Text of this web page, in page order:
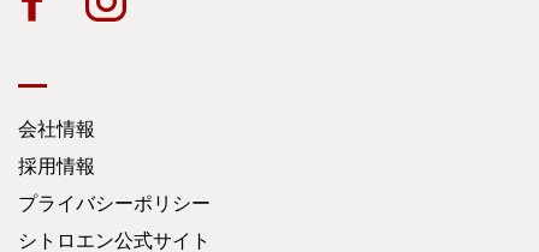
会社情報
採用情報
プライバシーポリシー
シトロエン公式サイト